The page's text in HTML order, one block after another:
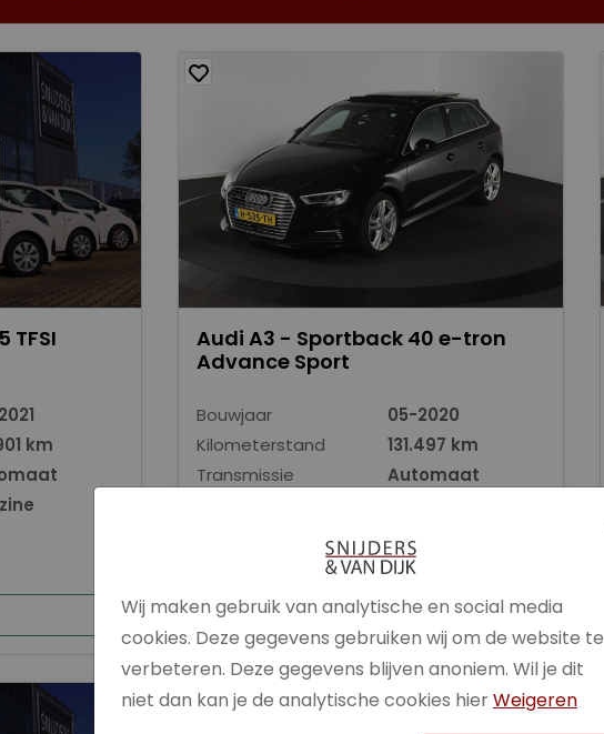
TFSI
km
Audi A3 - Sportback 40 e-tron
Advance Sport
Bouwjaar
05-2020
Kilometerstand
131.497 km
Transmissie
Automaat
Elektrisch
Bekijk auto
Wij maken gebruik van analytische en social media
cookies. Deze gegevens gebruiken wij om de website te
verbeteren. Deze gegevens blijven anoniem. Wil je dit
niet dan kan je de analytische cookies hierWeigeren